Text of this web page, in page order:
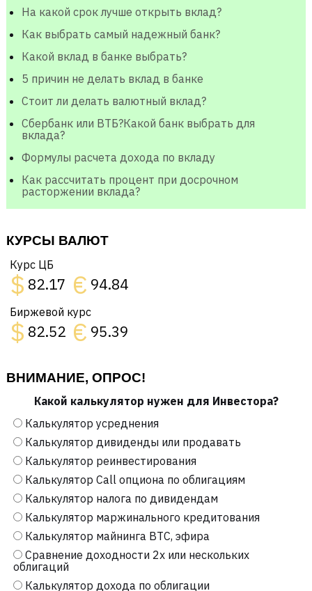
На какой срок лучше открыть вклад?
Как выбрать самый надежный банк?
Какой вклад в банке выбрать?
5 причин не делать вклад в банке
Стоит ли делать валютный вклад?
Сбербанк или ВТБ?Какой банк выбрать для
вклада?
Формулы расчета дохода по вкладу
Как рассчитать процент при досрочном
расторжении вклада?
КУРСЫ ВАЛЮТ
Курс ЦБ
$ 82.17 € 94.84
Биржевой курс
$ 82.52 € 95.39
ВНИМАНИЕ, ОПРОС!
Какой калькулятор нужен для Инвестора?
Калькулятор усреднения
Калькулятор дивиденды или продавать
Калькулятор реинвестирования
Калькулятор Call опциона по облигациям
Калькулятор налога по дивидендам
Калькулятор маржинального кредитования
Калькулятор майнинга BTC, эфира
Сравнение доходности 2х или нескольких
облигаций
Калькулятор дохода по облигации